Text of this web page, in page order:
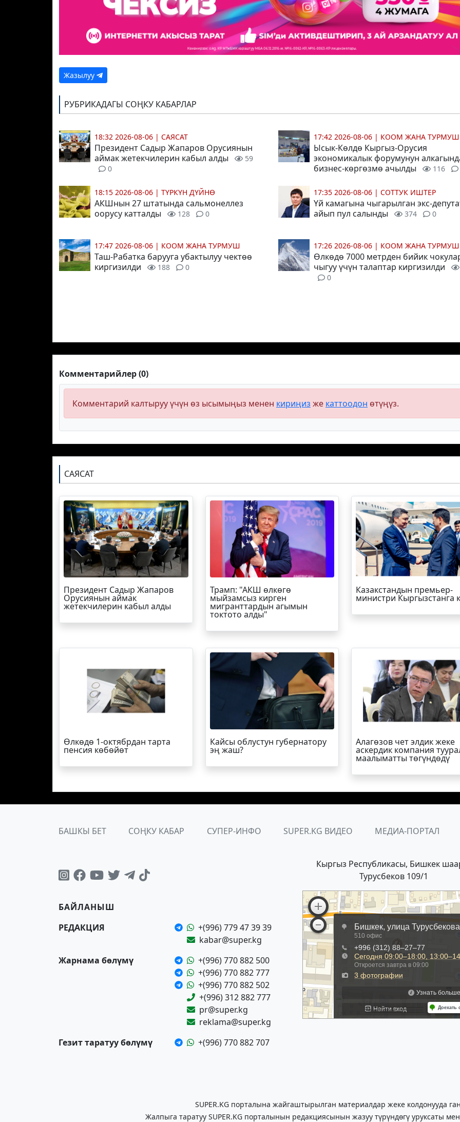
Жазылуу
РУБРИКАДАГЫ СОҢКУ КАБАРЛАР
18:32 2026-08-06 | САЯСАТ
Президент Садыр Жапаров Орусиянын
аймак жетекчилерин кабыл алды
59
0
18:15 2026-08-06 | ТҮРКҮН ДҮЙНӨ
АКШнын 27 штатында сальмонеллез
оорусу катталды
128 0
17:47 2026-08-06 | КООМ ЖАНА ТУРМУШ
Таш-Рабатка барууга убактылуу чектөө
киргизилди
188 0
17:42 2026-08-06 | КООМ ЖАНА ТУРМУШ
Ысык-Көлдө Кыргыз-Орусия
экономикалык форумунун
бизнес-көргөзмө ачылды
116
17:35 2026-08-06 | СОТТУК ИШТЕР
Үй камагына чыгарылган экс-
айып пул салынды
374 0
17:26 2026-08-06 | КООМ ЖАНА ТУРМУШ
Өлкөдө 7000 метрден бийик
чыгуу үчүн талаптар киргизилди
0
Комментарийлер (0)
Комментарий калтыруу үчүн өз ысымыңыз менен кириңиз же каттоодон өтүңүз.
САЯСАТ
Президент Садыр Жапаров
Орусиянын аймак
жетекчилерин кабыл алды
Трамп: "АКШ өлкөгө
мыйзамсыз кирген
мигранттардын агымын
токтото алды"
Казакстандын премьер-
министри Кыргызстанга
Өлкөдө 1-октябрдан тарта
пенсия көбөйөт
Кайсы облустун губернатору
эң жаш?
Алагөзов чет элдик жеке
аскердик компания
маалыматты төгүндөдү
БАШКЫ БЕТ СОҢКУ КАБАР СУПЕР-ИНФО SUPER.KG ВИДЕО МЕДИА-ПОРТАЛ
БАЙЛАНЫШ
РЕДАКЦИЯ
+(996) 779 47 39 39
kabar@super.kg
Жарнама бөлүмү
+(996) 770 882 500
+(996) 770 882 777
+(996) 770 882 502
+(996) 312 882 777
pr@super.kg
reklama@super.kg
Гезит таратуу бөлүмү
+(996) 770 882 707
Кыргыз Республикасы, Бишкек
Турусбеков 109/1
SUPER.KG порталына жайгаштырылган материалдар жеке колдонууда
Жалпыга таратуу SUPER.KG порталынын редакциясынын жазуу түрүндөгү уруксаты